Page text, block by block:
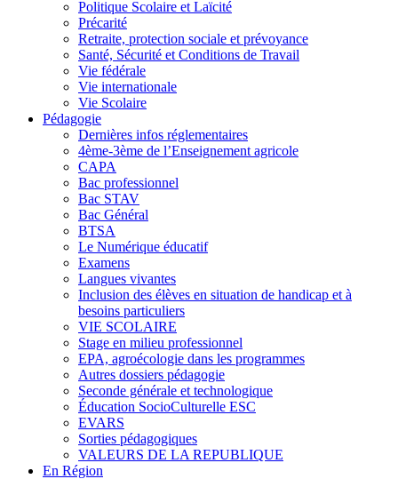
Politique Scolaire et Laïcité
Précarité
Retraite, protection sociale et prévoyance
Santé, Sécurité et Conditions de Travail
Vie fédérale
Vie internationale
Vie Scolaire
Pédagogie
Dernières infos réglementaires
4ème-3ème de l’Enseignement agricole
CAPA
Bac professionnel
Bac STAV
Bac Général
BTSA
Le Numérique éducatif
Examens
Langues vivantes
Inclusion des élèves en situation de handicap et à
besoins particuliers
VIE SCOLAIRE
Stage en milieu professionnel
EPA, agroécologie dans les programmes
Autres dossiers pédagogie
Seconde générale et technologique
Éducation SocioCulturelle ESC
EVARS
Sorties pédagogiques
VALEURS DE LA REPUBLIQUE
En Région